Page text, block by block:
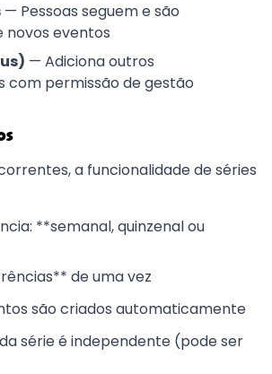
— Pessoas seguem e são
novos eventos
— Adiciona outros
com permissão de gestão
a funcionalidade de séries
**semanal, quinzenal ou
de uma vez
são criados automaticamente
série é independente (pode ser